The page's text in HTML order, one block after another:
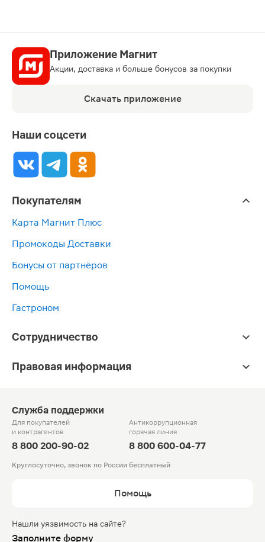
Приложение Магнит
Акции, доставка и больше бонусов за покупки
Скачать приложение
Наши соцсети
Покупателям
Карта Магнит Плюс
Промокоды Доставки
Бонусы от партнёров
Помощь
Гастроном
Сотрудничество
Правовая информация
Служба поддержки
Для покупателей
и контрагентов
8 800 200-90-02
Антикоррупционная
горячая линия
8 800 600-04-77
Круглосуточно, звонок по России бесплатный
Помощь
Нашли уязвимость на сайте?
Заполните форму